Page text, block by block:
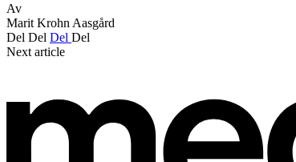
Av
Marit Krohn Aasgård
Del Del Del Del
Next article